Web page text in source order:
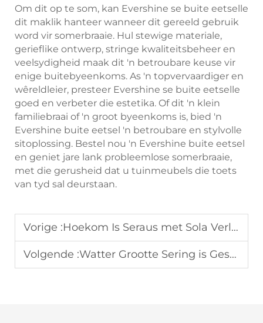
Om dit op te som, kan Evershine se buite eetselle
dit maklik hanteer wanneer dit gereeld gebruik
word vir somerbraaie. Hul stewige materiale,
gerieflike ontwerp, stringe kwaliteitsbeheer en
veelsydigheid maak dit 'n betroubare keuse vir
enige buitebyeenkoms. As 'n topvervaardiger en
wêreldleier, presteer Evershine se buite eetselle
goed en verbeter die estetika. Of dit 'n klein
familiebraai of 'n groot byeenkoms is, bied 'n
Evershine buite eetsel 'n betroubare en stylvolle
sitoplossing. Bestel nou 'n Evershine buite eetsel
en geniet jare lank probleemlose somerbraaie,
met die gerusheid dat u tuinmeubels die toets
van tyd sal deurstaan.
Vorige :Hoekom Is Seraus met Sola Verligting Gewild vir Aandse Buitemuurse Byeenkomste?
Volgende :Watter Grootte Sering is Geskik vir 'n Klein Agtertuin Groente Tuin?